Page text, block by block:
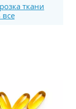
ткани